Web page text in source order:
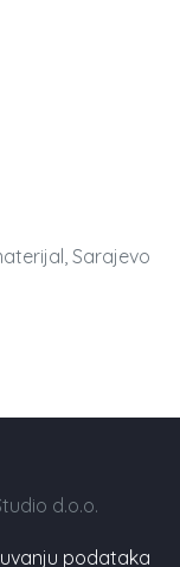
Sarajevo
d.o.o.
podataka